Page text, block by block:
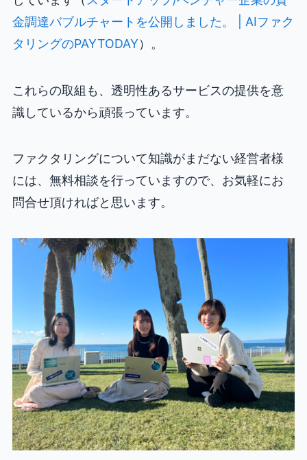
金調達バブルチャートを公開しました。 | AIファク
タリングのPAYTODAY）。
これらの取組も、透明性あるサービスの提供を意
識しているから頑張っています。
ファクタリングについて知識がまだない経営者様
には、無料相談を行っていますので、お気軽にお
問合せ頂ければと思います。